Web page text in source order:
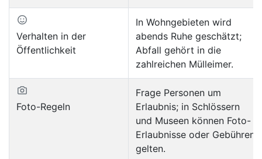
Verhalten in der
Öffentlichkeit
In Wohngebieten wird
abends Ruhe geschätzt;
Abfall gehört in die
zahlreichen Mülleimer.
Foto-Regeln
Frage Personen um
Erlaubnis; in Schlössern
und Museen können Foto-
Erlaubnisse oder Gebühren
gelten.